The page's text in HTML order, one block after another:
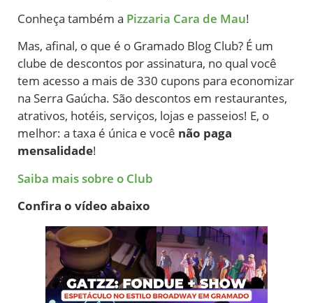
Conheça também a Pizzaria Cara de Mau!
Mas, afinal, o que é o Gramado Blog Club? É um
clube de descontos por assinatura, no qual você
tem acesso a mais de 330 cupons para economizar
na Serra Gaúcha. São descontos em restaurantes,
atrativos, hotéis, serviços, lojas e passeios! E, o
melhor: a taxa é única e você não paga
mensalidade!
Saiba mais sobre o Club
Confira o vídeo abaixo